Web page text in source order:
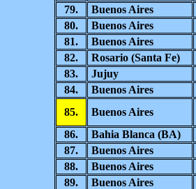
79.
Buenos Aires
80.
Buenos Aires
81.
Buenos Aires
82.
Rosario (Santa Fe)
83.
Jujuy
84.
Buenos Aires
85.
Buenos Aires
86.
Bahia Blanca (BA)
87.
Buenos Aires
88.
Buenos Aires
89.
Buenos Aires